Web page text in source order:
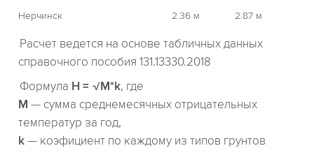
Нерчинск 2.36 м 2.87 м
Расчет ведется на основе табличных данных
справочного пособия 131.13330.2018
Формула H = √M*k, где
М — сумма среднемесячных отрицательных
температур за год,
k — коэфициент по каждому из типов грунтов